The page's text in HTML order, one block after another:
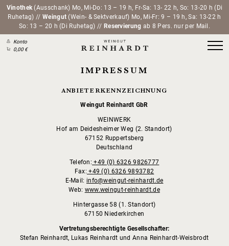
Vinothek(Ausschank) Mo, Mi-Do: 13 – 19 h, Fr-Sa: 13- 22 h, So: 13-20 h (Di
Ruhetag) // Weingut (Wein- & Sektverkauf) Mo, Mi-Fr: 9 – 19 h, Sa: 13-22 h
So: 13 – 20 h (Di Ruhetag) // Reservierung ab 8 Pers. nur per Mail.
Konto
0,00 €
IMPRESSUM
ANBIETERKENNZEICHNUNG
Weingut Reinhardt GbR
WEINWERK
Hof am Deidesheimer Weg (2. Standort)
67152 Ruppertsberg
Deutschland
Telefon: +49 (0) 6326 9826777
Fax: +49 (0) 6326 9893782
E-Mail: info@weingut-reinhardt.de
Web: www.weingut-reinhardt.de
Hintergasse 58 (1. Standort)
67150 Niederkirchen
Vertretungsberechtigte Gesellschafter:
Stefan Reinhardt, Lukas Reinhardt und Anna Reinhardt-Weisbrodt